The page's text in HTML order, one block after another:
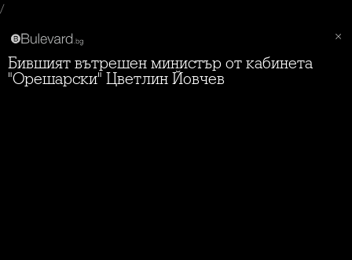
/
Бившият вътрешен министър от кабинета
"Орешарски" Цветлин Йовчев